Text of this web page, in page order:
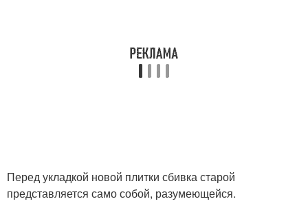
Перед укладкой новой плитки сбивка старой
представляется само собой, разумеющейся.